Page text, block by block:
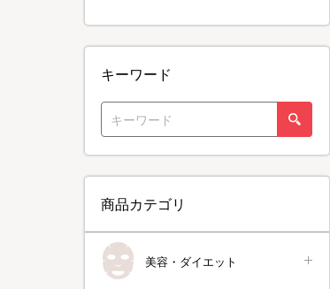
キーワード
商品カテゴリ
美容・ダイエット